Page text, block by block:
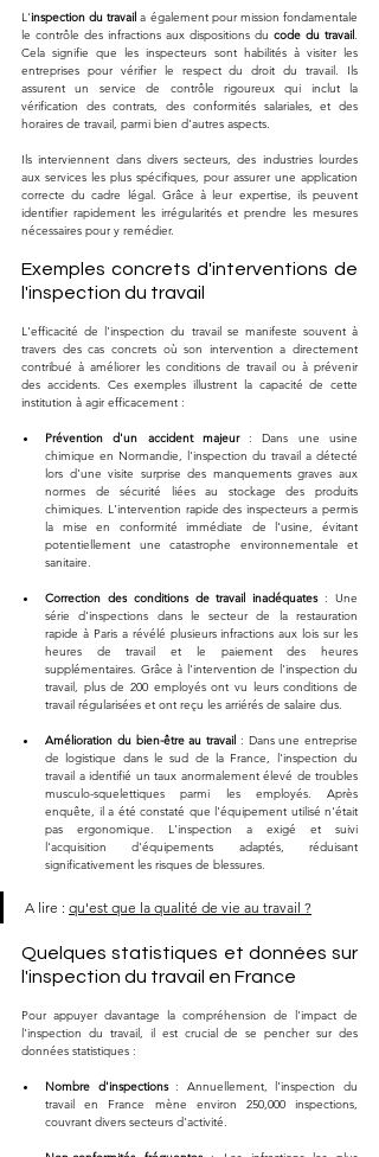
L'inspection du travail a également pour mission fondamentale
le contrôle des infractions aux dispositions du code du travail.
Cela signifie que les inspecteurs sont habilités à visiter les
entreprises pour vérifier le respect du droit du travail. Ils
assurent un service de contrôle rigoureux qui inclut la
vérification des contrats, des conformités salariales, et des
horaires de travail, parmi bien d'autres aspects.
Ils interviennent dans divers secteurs, des industries lourdes
aux services les plus spécifiques, pour assurer une application
correcte du cadre légal. Grâce à leur expertise, ils peuvent
identifier rapidement les irrégularités et prendre les mesures
nécessaires pour y remédier.
Exemples concrets d'interventions de
l'inspection du travail
L'efficacité de l'inspection du travail se manifeste souvent à
travers des cas concrets où son intervention a directement
contribué à améliorer les conditions de travail ou à prévenir
des accidents. Ces exemples illustrent la capacité de cette
institution à agir efficacement :
Prévention d'un accident majeur : Dans une usine
chimique en Normandie, l'inspection du travail a détecté
lors d'une visite surprise des manquements graves aux
normes de sécurité liées au stockage des produits
chimiques. L'intervention rapide des inspecteurs a permis
la mise en conformité immédiate de l'usine, évitant
potentiellement une catastrophe environnementale et
sanitaire.
Correction des conditions de travail inadéquates : Une
série d'inspections dans le secteur de la restauration
rapide à Paris a révélé plusieurs infractions aux lois sur les
heures de travail et le paiement des heures
supplémentaires. Grâce à l'intervention de l'inspection du
travail, plus de 200 employés ont vu leurs conditions de
travail régularisées et ont reçu les arriérés de salaire dus.
Amélioration du bien-être au travail : Dans une entreprise
de logistique dans le sud de la France, l'inspection du
travail a identifié un taux anormalement élevé de troubles
musculo-squelettiques parmi les employés. Après
enquête, il a été constaté que l'équipement utilisé n'était
pas ergonomique. L'inspection a exigé et suivi
l'acquisition d'équipements adaptés, réduisant
significativement les risques de blessures.
A lire : qu'est que la qualité de vie au travail ?
Quelques statistiques et données sur
l'inspection du travail en France
Pour appuyer davantage la compréhension de l'impact de
l'inspection du travail, il est crucial de se pencher sur des
données statistiques :
Nombre d'inspections : Annuellement, l'inspection du
travail en France mène environ 250,000 inspections,
couvrant divers secteurs d'activité.